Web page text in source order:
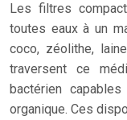
Les filtres
toutes eaux à un
coco, zéolithe,
traversent ce
bactérien
organique. Ces